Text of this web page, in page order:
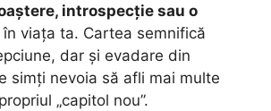
introspecție sau o
în viața ta. Cartea semnifică
dar și evadare din
simți nevoia să afli mai multe
„capitol nou”.